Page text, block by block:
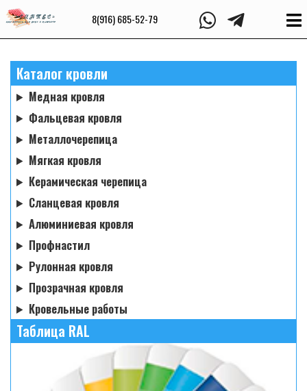
8(916) 685-52-79
Каталог кровли
Медная кровля
Фальцевая кровля
Металлочерепица
Мягкая кровля
Керамическая черепица
Сланцевая кровля
Алюминиевая кровля
Профнастил
Рулонная кровля
Прозрачная кровля
Кровельные работы
Таблица RAL